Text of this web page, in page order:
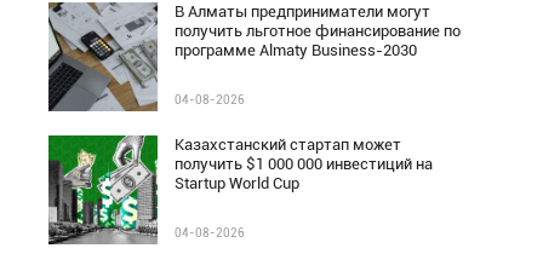
В Алматы предприниматели могут
получить льготное финансирование по
программе Almaty Business-2030
04-08-2026
Казахстанский стартап может
получить $1 000 000 инвестиций на
Startup World Cup
04-08-2026